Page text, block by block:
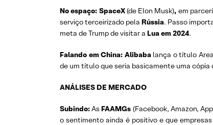
No espaço: SpaceX(de Elon Musk), em
serviço terceirizado pela Rússia. Passo
meta de Trump de visitar a Lua em2024.
Falando em China: Alibabalança o título
de um título que seria basicamente uma cópia
ANÁLISES DE MERCADO
Subindo:As FAAMGs (Facebook, Amazon,
o sentimento ainda é positivo e que